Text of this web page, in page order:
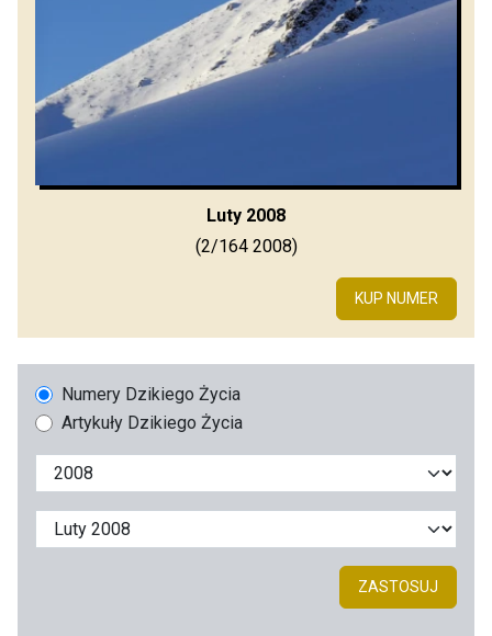
Luty 2008
(2/164 2008)
KUP NUMER
Numery Dzikiego Życia
Artykuły Dzikiego Życia
ZASTOSUJ